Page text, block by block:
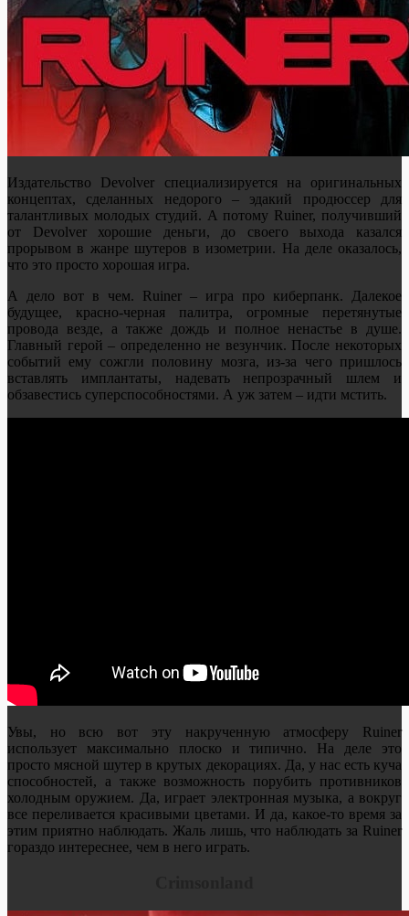
Издательство Devolver специализируется на оригинальных
концептах, сделанных недорого – эдакий продюссер для
талантливых молодых студий. А потому Ruiner, получивший
от Devolver хорошие деньги, до своего выхода казался
прорывом в жанре шутеров в изометрии. На деле оказалось,
что это просто хорошая игра.
А дело вот в чем. Ruiner – игра про киберпанк. Далекое
будущее, красно-черная палитра, огромные перетянутые
провода везде, а также дождь и полное ненастье в душе.
Главный герой – определенно не везунчик. После некоторых
событий ему сожгли половину мозга, из-за чего пришлось
вставлять имплантаты, надевать непрозрачный шлем и
обзавестись суперспособностями. А уж затем – идти мстить.
Увы, но всю вот эту накрученную атмосферу Ruiner
использует максимально плоско и типично. На деле это
просто мясной шутер в крутых декорациях. Да, у нас есть куча
способностей, а также возможность порубить противников
холодным оружием. Да, играет электронная музыка, а вокруг
все переливается красивыми цветами. И да, какое-то время за
этим приятно наблюдать. Жаль лишь, что наблюдать за Ruiner
гораздо интереснее, чем в него играть.